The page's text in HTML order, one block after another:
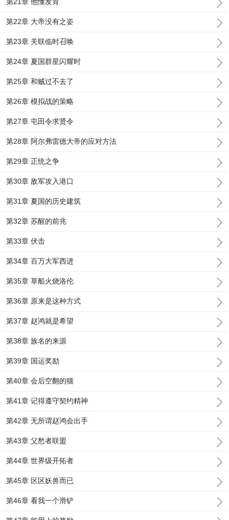
第22章 大帝没有之姿
第23章 关联临时召唤
第24章 夏国群星闪耀时
第25章 和贼过不去了
第26章 模拟战的策略
第27章 屯田令求贤令
第28章 阿尔弗雷德大帝的应对方法
第29章 正统之争
第30章 敌军攻入港口
第31章 夏国的历史建筑
第32章 苏醒的前兆
第33章 伏击
第34章 百万大军西进
第35章 草船火烧洛伦
第36章 原来是这种方式
第37章 赵鸿就是希望
第38章 族名的来源
第39章 国运奖励
第40章 会后空翻的猫
第41章 记得遵守契约精神
第42章 无所谓赵鸿会出手
第43章 父愁者联盟
第44章 世界级开拓者
第45章 区区妖兽而已
第46章 看我一个滑铲